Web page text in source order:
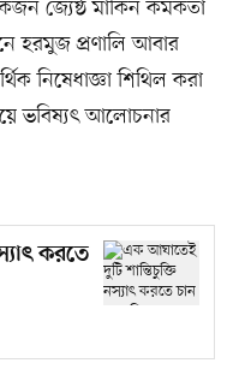
জ্যেষ্ঠ মার্কিন কর্মকর্তা
হরমুজ প্রণালি আবার
নিষেধাজ্ঞা শিথিল করা
ভবিষ্যৎ আলোচনার
করতে